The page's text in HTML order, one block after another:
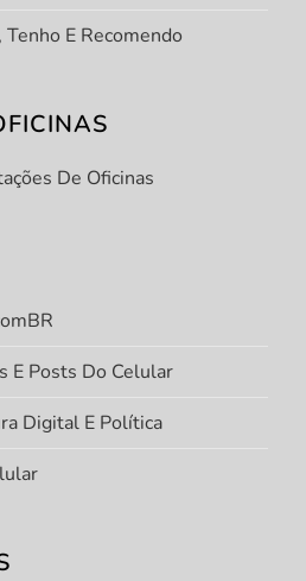
E Recomendo
De Oficinas
E Posts Do Celular
Digital E Política